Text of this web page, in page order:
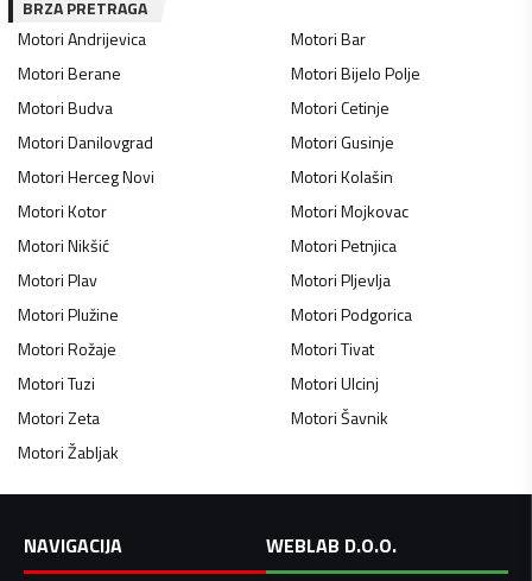
BRZA PRETRAGA
MotoriAndrijevica MotoriBar
MotoriBerane MotoriBijelo Polje
MotoriBudva MotoriCetinje
MotoriDanilovgrad MotoriGusinje
MotoriHerceg Novi MotoriKolašin
MotoriKotor MotoriMojkovac
MotoriNikšić MotoriPetnjica
MotoriPlav MotoriPljevlja
MotoriPlužine MotoriPodgorica
MotoriRožaje MotoriTivat
MotoriTuzi MotoriUlcinj
MotoriZeta MotoriŠavnik
MotoriŽabljak
NAVIGACIJA
WEBLAB D.O.O.